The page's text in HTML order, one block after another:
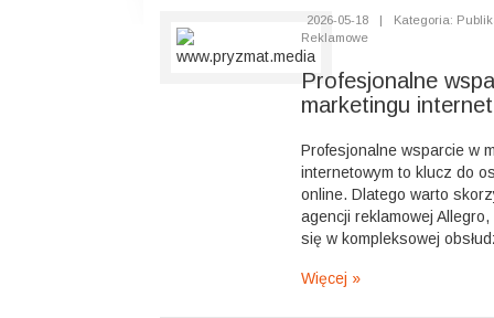
2026-05-18 |
Kategoria:
Reklamowe
Profesjonalne
marketingu
Profesjonalne wsparcie w
internetowym to klucz do
online. Dlatego warto
agencji reklamowej
się w kompleksowej
Więcej »